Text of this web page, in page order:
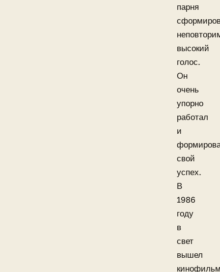
парня
высокий
голос.
Он
очень
упорно
работал
и
свой
успех.
В
1986
году
в
свет
вышел